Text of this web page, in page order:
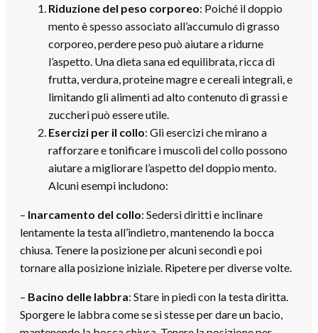
Riduzione del peso corporeo: Poiché il doppio
mento è spesso associato all’accumulo di grasso
corporeo, perdere peso può aiutare a ridurne
l’aspetto. Una dieta sana ed equilibrata, ricca di
frutta, verdura, proteine magre e cereali integrali, e
limitando gli alimenti ad alto contenuto di grassi e
zuccheri può essere utile.
Esercizi per il collo: Gli esercizi che mirano a
rafforzare e tonificare i muscoli del collo possono
aiutare a migliorare l’aspetto del doppio mento.
Alcuni esempi includono:
– Inarcamento del collo: Sedersi diritti e inclinare
lentamente la testa all’indietro, mantenendo la bocca
chiusa. Tenere la posizione per alcuni secondi e poi
tornare alla posizione iniziale. Ripetere per diverse volte.
– Bacino delle labbra: Stare in piedi con la testa diritta.
Sporgere le labbra come se si stesse per dare un bacio,